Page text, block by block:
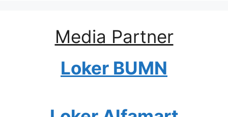
Media Partner
Loker BUMN